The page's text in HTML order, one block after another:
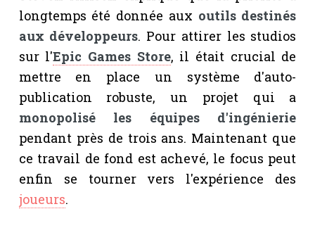
longtemps été donnée aux outils destinés
aux développeurs. Pour attirer les studios
sur l'Epic Games Store, il était crucial de
mettre en place un système d'auto-
publication robuste, un projet qui a
monopolisé les équipes d'ingénierie
pendant près de trois ans. Maintenant que
ce travail de fond est achevé, le focus peut
enfin se tourner vers l'expérience des
joueurs.